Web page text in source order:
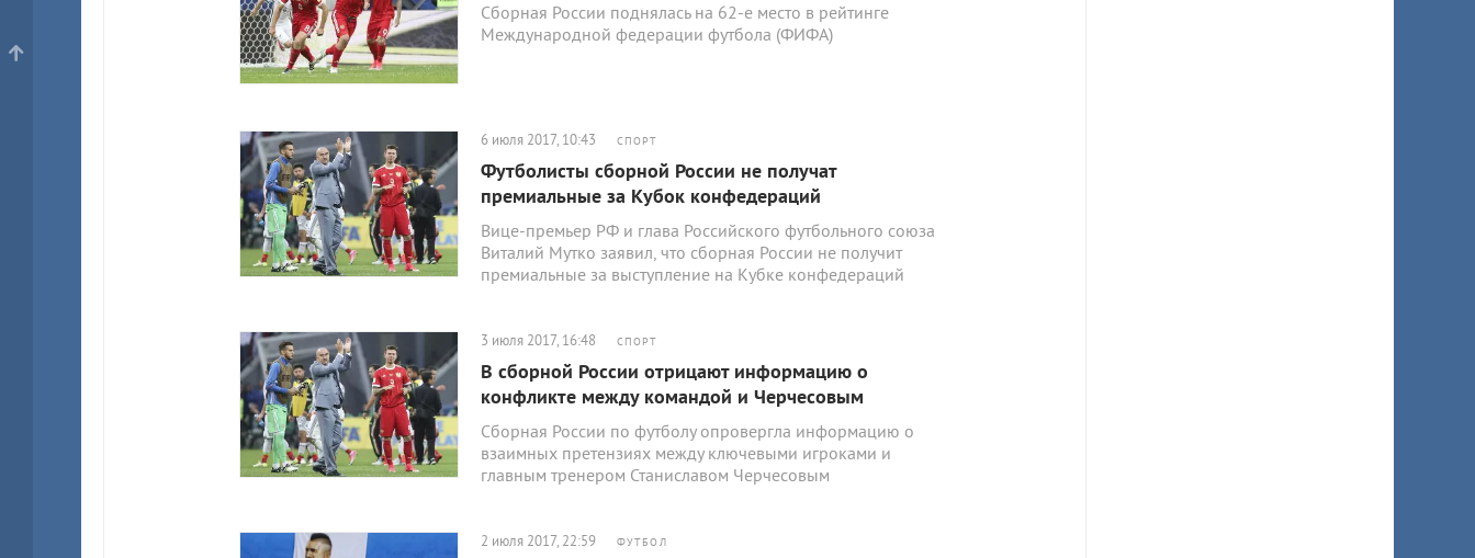
Сборная России поднялась на 62-е место в рейтинге
Международной федерации футбола (ФИФА)
6 июля 2017, 10:43 СПОРТ
Футболисты сборной России не получат
премиальные за Кубок конфедераций
Вице-премьер РФ и глава Российского футбольного союза
Виталий Мутко заявил, что сборная России не получит
премиальные за выступление на Кубке конфедераций
3 июля 2017, 16:48 СПОРТ
В сборной России отрицают информацию о
конфликте между командой и Черчесовым
Сборная России по футболу опровергла информацию о
взаимных претензиях между ключевыми игроками и
главным тренером Станиславом Черчесовым
2 июля 2017, 22:59 ФУТБОЛ